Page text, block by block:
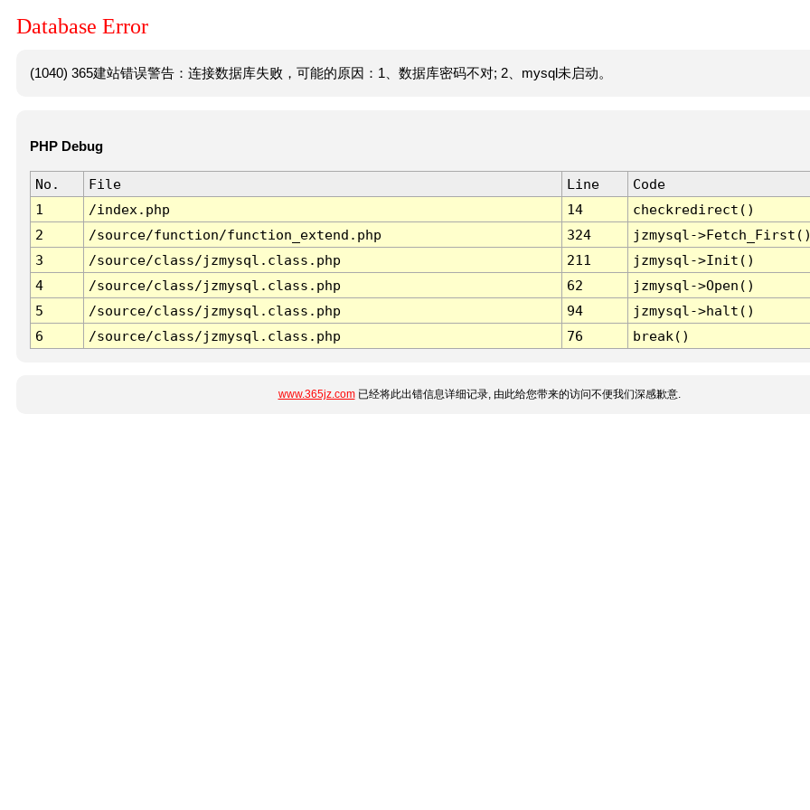
Database Error
(1040) 365建站错误警告：连接数据库失败，可能的原因：1、数据库密码不对; 2、mysql未启动。
PHP Debug
No. File Line
Code
1
/index.php 14
checkredirect()
2
/source/function/function_extend.php 324
jzmysql-
3
/source/class/jzmysql.class.php 211
jzmysql->Init()
4
/source/class/jzmysql.class.php 62
jzmysql->Open()
5
/source/class/jzmysql.class.php 94
jzmysql->halt()
6
/source/class/jzmysql.class.php 76 break()
www.365jz.com已经将此出错信息详细记录, 由此给您带来的访问不便我们深感歉意.